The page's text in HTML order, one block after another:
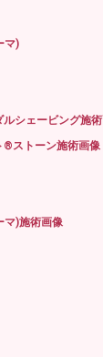
マ)
シェービング施
®ストーン施術画像
マ)施術画像